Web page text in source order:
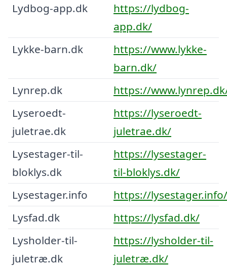
Lydbog-app.dk
https://lydbog-
app.dk/
Lykke-barn.dk
https://www.lykke-
barn.dk/
Lynrep.dk
https://
Lyseroedt-
juletrae.dk
https://lyseroedt-
juletrae.dk/
Lysestager-til-
bloklys.dk
https://lysestager-
til-bloklys.dk/
Lysestager.info
https://lysestager.info/
Lysfad.dk
https://lysfad.dk/
Lysholder-til-
juletræ.dk
https://lysholder-til-
juletræ.dk/